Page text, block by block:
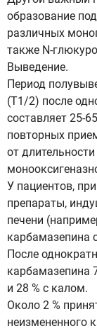
образование
различных
также N-
Выведение.
Период
(T1/2) после
составляет 25-
повторных
от
У пациентов,
препараты,
печени
карбамазепина
После
карбамазепина
и 28 % с калом.
Около 2 %
неизмененного